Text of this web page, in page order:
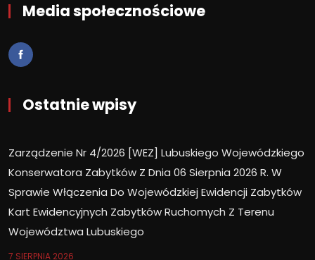
Media społecznościowe
Ostatnie wpisy
Zarządzenie Nr 4/2026 [WEZ] Lubuskiego Wojewódzkiego
Konserwatora Zabytków Z Dnia 06 Sierpnia 2026 R. W
Sprawie Włączenia Do Wojewódzkiej Ewidencji Zabytków
Kart Ewidencyjnych Zabytków Ruchomych Z Terenu
Województwa Lubuskiego
7 SIERPNIA 2026